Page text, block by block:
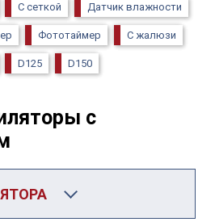
С сеткой Датчик влажности
Фототаймер С жалюзи
D125 D150
с